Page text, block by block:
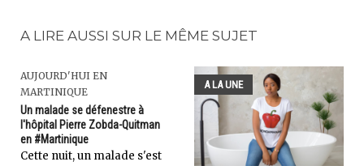
A LIRE AUSSI SUR LE MÊME SUJET
AUJOURD'HUI EN
MARTINIQUE
Un malade se défenestre à
l'hôpital Pierre Zobda-Quitman
en #Martinique
Cette nuit, un malade s'est
A LA UNE